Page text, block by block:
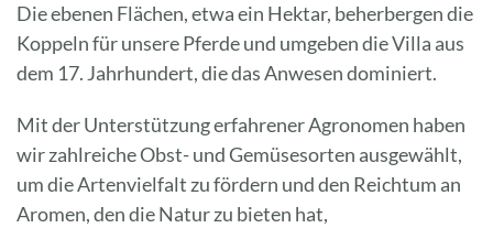
Die ebenen Flächen, etwa ein Hektar, beherbergen die
Koppeln für unsere Pferde und umgeben die Villa aus
dem 17. Jahrhundert, die das Anwesen dominiert.
Mit der Unterstützung erfahrener Agronomen haben
wir zahlreiche Obst- und Gemüsesorten ausgewählt,
um die Artenvielfalt zu fördern und den Reichtum an
Aromen, den die Natur zu bieten hat,